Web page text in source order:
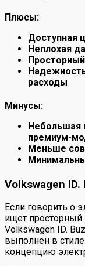
Плюсы:
Доступная
Неплохая
расходы
Минусы:
Небольшая
премиум-
Меньше
Volkswagen ID.
Если говорить о
ищет просторный
Volkswagen ID.
выполнен в
концепцию